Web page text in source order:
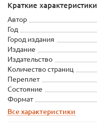
Краткие характеристики
Автор
Год
Город издания
Издание
Издательство
Количество страниц
Переплет
Состояние
Формат
Все характеристики